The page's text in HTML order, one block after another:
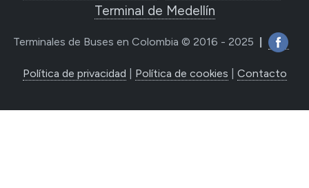
Terminal de Medellín
Terminales de Buses en Colombia © 2016 - 2025 |
Política de privacidad Política de cookies Contacto